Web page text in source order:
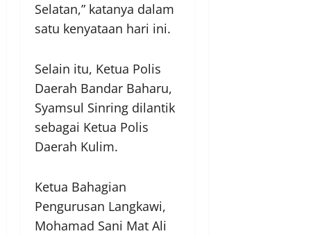
Selatan,” katanya dalam
satu kenyataan hari ini.
Selain itu, Ketua Polis
Daerah Bandar Baharu,
Syamsul Sinring dilantik
sebagai Ketua Polis
Daerah Kulim.
Ketua Bahagian
Pengurusan Langkawi,
Mohamad Sani Mat Ali